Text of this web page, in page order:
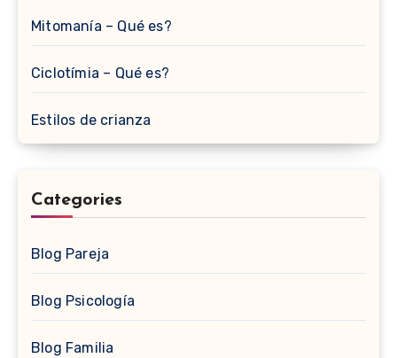
Mitomanía – Qué es?
Ciclotímia – Qué es?
Estilos de crianza
Categories
Blog Pareja
Blog Psicología
Blog Familia